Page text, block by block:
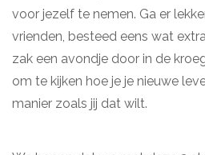
voor jezelf te nemen. Ga er
vrienden, besteed eens wat
zak een avondje door in de
om te kijken hoe je je nieuwe
manier zoals jij dat wilt.